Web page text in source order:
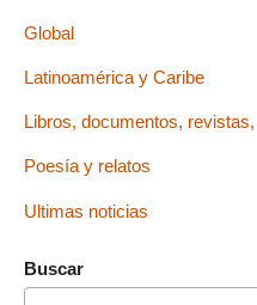
Global
Latinoamérica y Caribe
Libros, documentos,
Poesía y relatos
Ultimas noticias
Buscar